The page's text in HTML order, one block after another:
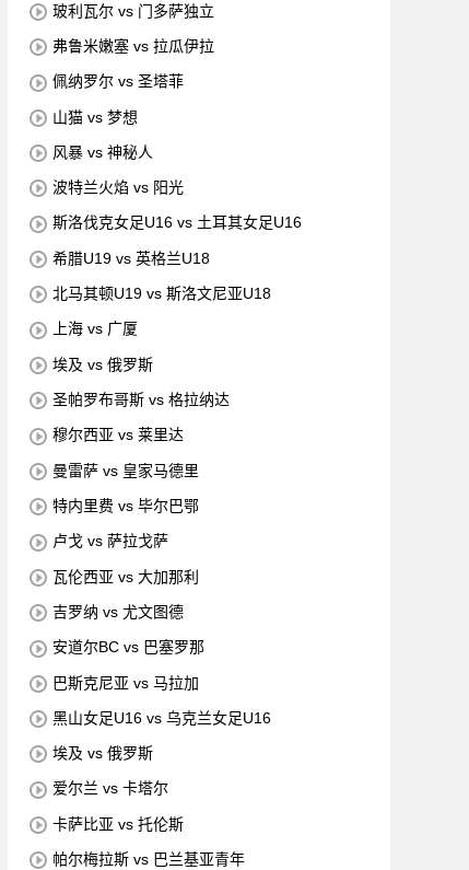
玻利瓦尔 vs 门多萨独立
弗鲁米嫩塞 vs 拉瓜伊拉
佩纳罗尔 vs 圣塔菲
山猫 vs 梦想
风暴 vs 神秘人
波特兰火焰 vs 阳光
斯洛伐克女足U16 vs 土耳其女足U16
希腊U19 vs 英格兰U18
北马其顿U19 vs 斯洛文尼亚U18
上海 vs 广厦
埃及 vs 俄罗斯
圣帕罗布哥斯 vs 格拉纳达
穆尔西亚 vs 莱里达
曼雷萨 vs 皇家马德里
特内里费 vs 毕尔巴鄂
卢戈 vs 萨拉戈萨
瓦伦西亚 vs 大加那利
吉罗纳 vs 尤文图德
安道尔BC vs 巴塞罗那
巴斯克尼亚 vs 马拉加
黑山女足U16 vs 乌克兰女足U16
埃及 vs 俄罗斯
爱尔兰 vs 卡塔尔
卡萨比亚 vs 托伦斯
帕尔梅拉斯 vs 巴兰基亚青年